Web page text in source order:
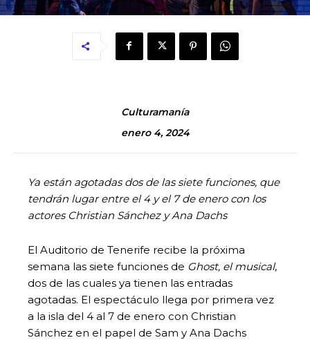
Culturamanía
enero 4, 2024
Ya están agotadas dos de las siete funciones, que
tendrán lugar entre el 4 y el 7 de enero con los
actores Christian Sánchez y Ana Dachs
El Auditorio de Tenerife recibe la próxima
semana las siete funciones de Ghost, el musical,
dos de las cuales ya tienen las entradas
agotadas. El espectáculo llega por primera vez
a la isla del 4 al 7 de enero con Christian
Sánchez en el papel de Sam y Ana Dachs